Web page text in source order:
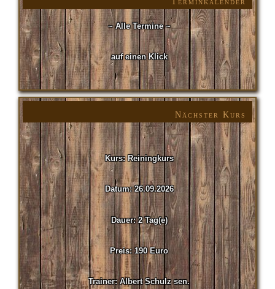
~ Alle Termine ~
auf einen Klick
Nächster Kurs
Kurs: Reiningkurs
Datum: 26.09.2026
Dauer: 2 Tag(e)
Preis: 190 Euro
Trainer: Albert Schulz sen.